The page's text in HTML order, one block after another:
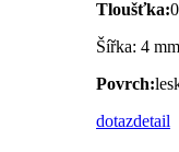
Tloušťka:
Šířka: 4
Povrch:
dotazdetail